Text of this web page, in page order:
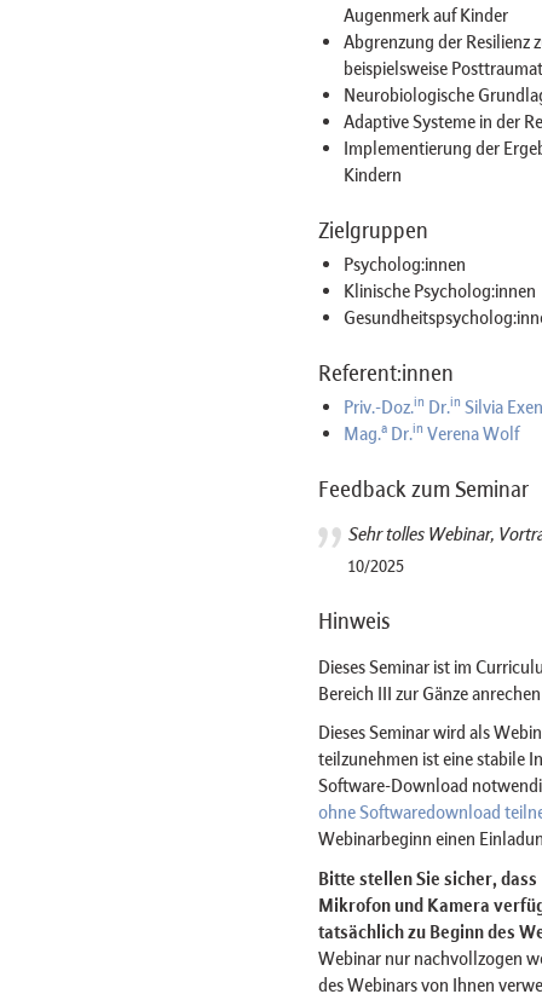
Augenmerk auf Kinder
Abgrenzung der Resilienz
beispielsweise
Neurobiologische
Adaptive Systeme in der
Implementierung der
Kindern
Zielgruppen
Psycholog:innen
Klinische Psycholog:innen
Referent:innen
Priv.-Doz. in Dr. in Silvia
Mag. aDr. in Verena Wolf
Feedback zum Seminar
Sehr tolles Webinar,
10/2025
Hinweis
Dieses Seminar ist im
Bereich III zur Gänze
Dieses Seminar wird als
teilzunehmen ist eine stabile
Software-Download
ohne Softwaredownload
Webinarbeginn einen
Bitte stellen Sie sicher,
Mikrofon und Kamera
tatsächlich zu Beginn des
Webinar nur nachvollzogen
des Webinars von Ihnen